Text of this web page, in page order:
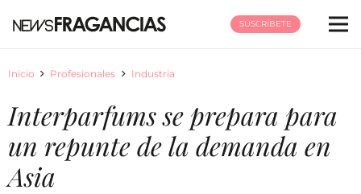
SUSCRÍBETE
Inicio Profesionales Industria
Interparfums se prepara para
un repunte de la demanda en
Asia